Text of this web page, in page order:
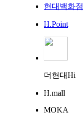
현대백화점
H.Point
더현대Hi
H.mall
MOKA